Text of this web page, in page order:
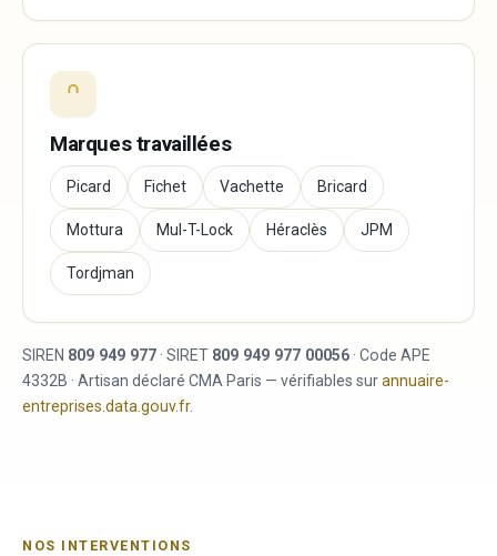
Marques travaillées
Picard Fichet Vachette Bricard
Mottura Mul-T-Lock Héraclès JPM
Tordjman
SIREN 809 949 977 · SIRET 809 949 977 00056 · Code APE
4332B · Artisan déclaré CMA Paris — vérifiables surannuaire-
entreprises.data.gouv.fr.
NOS INTERVENTIONS